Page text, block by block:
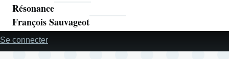
Résonance
François Sauvageot
Menu
utilisateur
Se connecter